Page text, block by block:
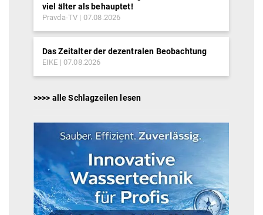
viel älter als behauptet!
Pravda-TV 07.08.2026
Das Zeitalter der dezentralen Beobachtung
EIKE 07.08.2026
>>>> alle Schlagzeilen lesen